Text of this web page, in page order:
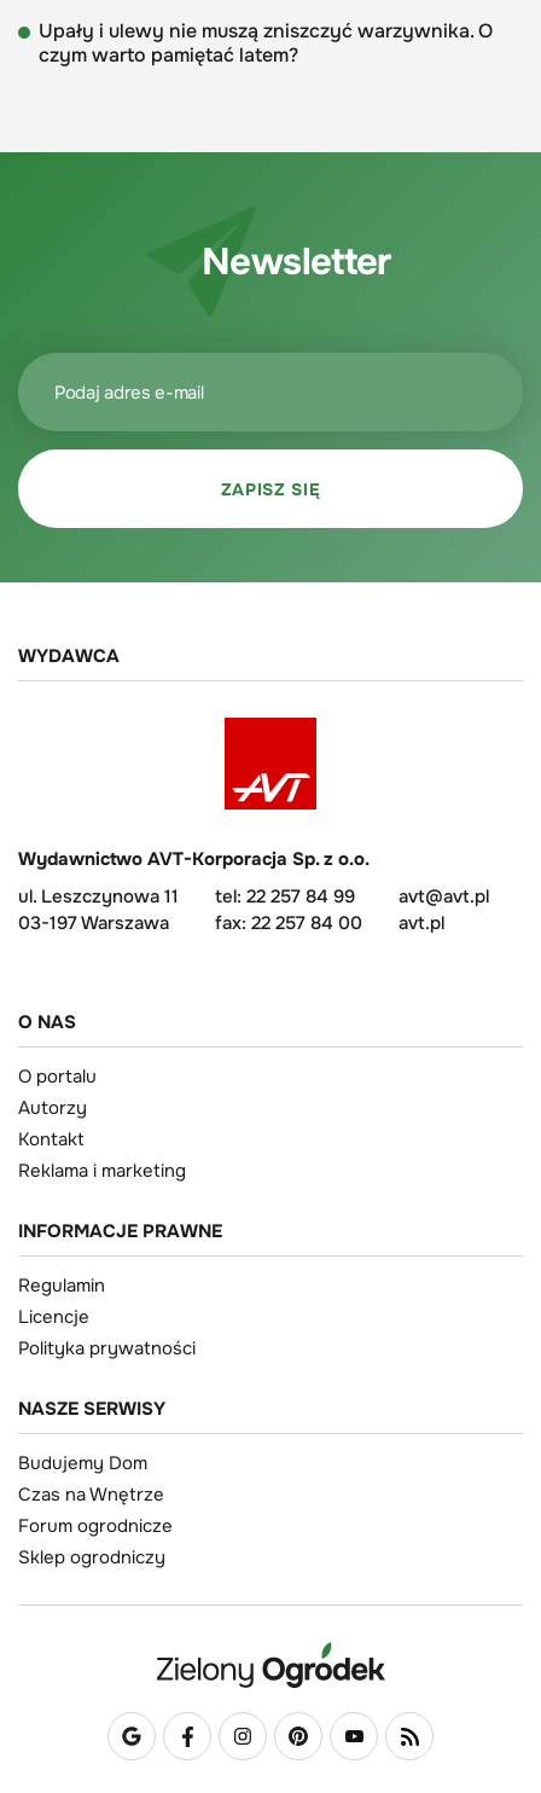
Upały i ulewy nie muszą zniszczyć warzywnika. O
czym warto pamiętać latem?
Newsletter
WYDAWCA
Wydawnictwo AVT-Korporacja Sp. z o.o.
ul. Leszczynowa 11
03-197 Warszawa
tel: 22 257 84 99
fax: 22 257 84 00
avt@avt.pl
avt.pl
O NAS
O portalu
Autorzy
Kontakt
Reklama i marketing
INFORMACJE PRAWNE
Regulamin
Licencje
Polityka prywatności
NASZE SERWISY
Budujemy Dom
Czas na Wnętrze
Forum ogrodnicze
Sklep ogrodniczy